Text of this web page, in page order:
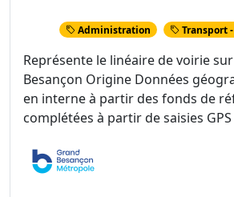
Administration Transport
Représente le linéaire de voirie
Besançon Origine Données
en interne à partir des fonds de
complétées à partir de saisies GPS